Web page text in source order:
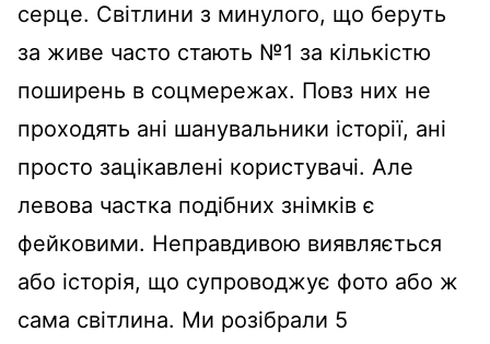
серце. Світлини з минулого, що беруть
за живе часто стають №1 за кількістю
поширень в соцмережах. Повз них не
проходять ані шанувальники історії, ані
просто зацікавлені користувачі. Але
левова частка подібних знімків є
фейковими. Неправдивою виявляється
або історія, що супроводжує фото або ж
сама світлина. Ми розібрали 5